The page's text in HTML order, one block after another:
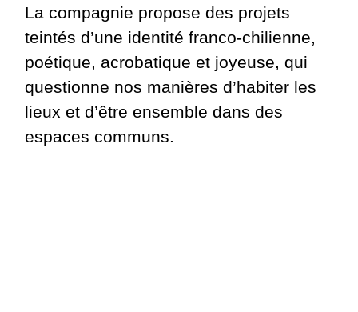
La compagnie propose des projets
teintés d’une identité franco-chilienne,
poétique, acrobatique et joyeuse, qui
questionne nos manières d’habiter les
lieux et d’être ensemble dans des
espaces communs.